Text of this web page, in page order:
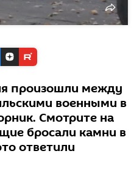
произошли между
военными в
Смотрите на
бросали камни в
ответили